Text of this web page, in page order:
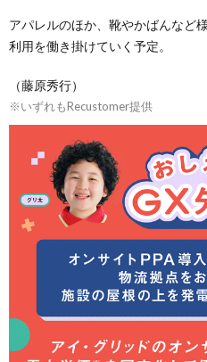
アパレルのほか、靴やかばんなど
利用を働き掛けていく予定。
（藤原秀行）
※いずれもRecustomer提供